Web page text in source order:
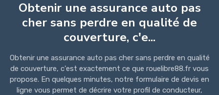
Obtenir une assurance auto pas
cher sans perdre en qualité de
couverture, c'e...
Obtenir une assurance auto pas cher sans perdre en qualité
de couverture, c'est exactement ce que rouelibre88.fr vous
propose. En quelques minutes, notre formulaire de devis en
ligne vous permet de décrire votre profil de conducteur,